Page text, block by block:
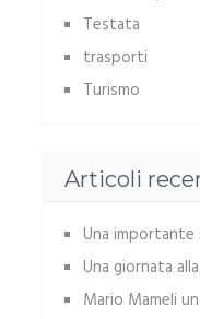
Testata
trasporti
Turismo
Articoli
Una importante
Una giornata
Mario Mameli